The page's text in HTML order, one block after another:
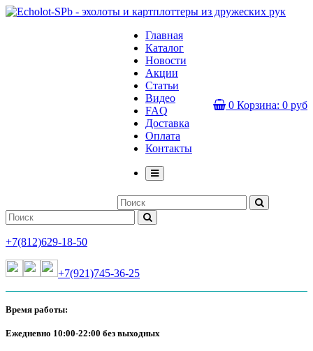
Главная
Каталог
Новости
Акции
Статьи
Видео
FAQ
Доставка
Оплата
Контакты
0 Корзина: 0 руб
+7(812)629-18-50
+7(921)745-36-25
Время работы:
Ежедневно 10:00-22:00 без выходных